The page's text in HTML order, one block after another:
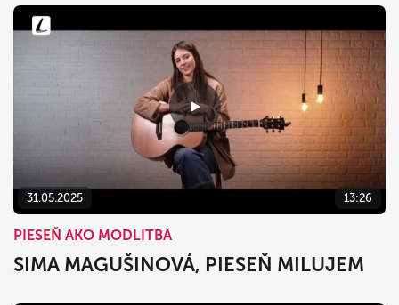
31.05.2025 13:26
PIESEŇ AKO MODLITBA
SIMA MAGUŠINOVÁ, PIESEŇ MILUJEM